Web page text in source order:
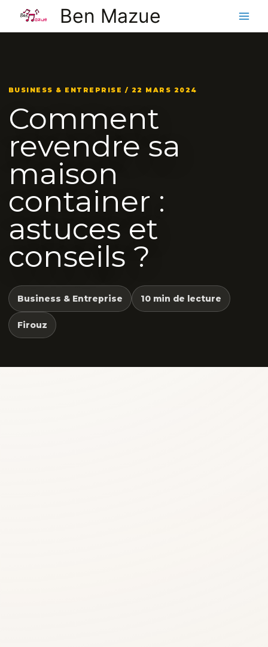
contenu
Ben Mazue
BUSINESS & ENTREPRISE / 22 MARS 2024
Comment
revendre sa
maison
container :
astuces et
conseils ?
Business & Entreprise 10 min de lecture
Firouz